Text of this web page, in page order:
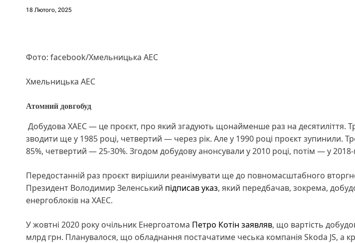
18 Лютого, 2025
Фото: facebook/Хмельницька АЕС
Хмельницька АЕС
Атомний довгобуд
Добудова ХАЕС — це проєкт, про який згадують щонайменше раз на десятиліття.
зводити ще у 1985 році, четвертий — через рік. Але у 1990 році проєкт зупинили.
85%, четвертий — 25-30%. Згодом добудову анонсували у 2010 році, потім — у
Передостанній раз проєкт вирішили реанімувати ще до повномасштабного
Президент Володимир Зеленський підписав указ, який передбачав, зокрема,
енергоблоків на ХАЕС.
У жовтні 2020 року очільник Енергоатома Петро Котін заявляв, що вартість
млрд грн. Планувалося, що обладнання постачатиме чеська компанія Skoda JS, а